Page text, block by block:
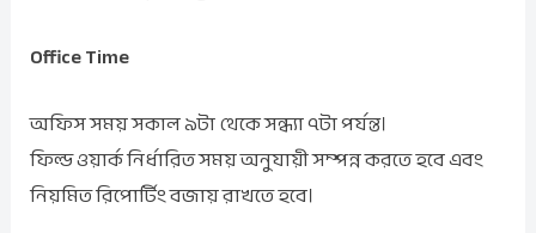
Office Time
অফিস সময় সকাল ৯টা থেকে সন্ধ্যা ৭টা পর্যন্ত।
ফিল্ড ওয়ার্ক নির্ধারিত সময় অনুযায়ী সম্পন্ন করতে হবে এবং
নিয়মিত রিপোর্টিং বজায় রাখতে হবে।